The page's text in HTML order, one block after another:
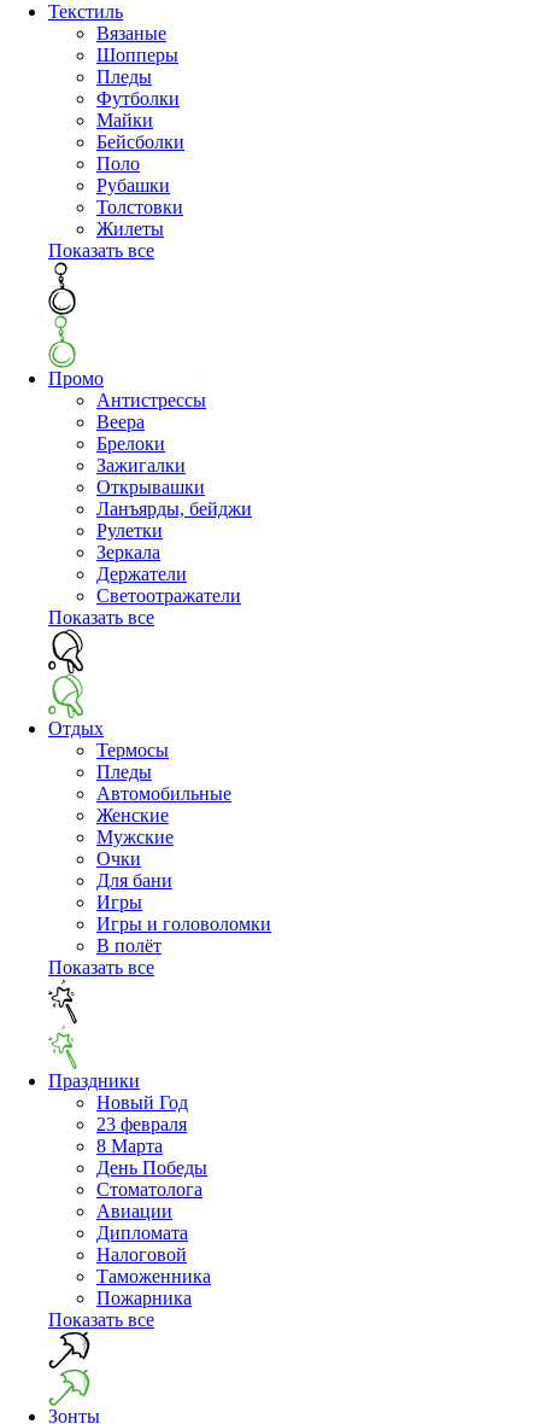
Текстиль
Вязаные
Шопперы
Пледы
Футболки
Майки
Бейсболки
Поло
Рубашки
Толстовки
Жилеты
Показать все
Промо
Антистрессы
Веера
Брелоки
Зажигалки
Открывашки
Ланъярды, бейджи
Рулетки
Зеркала
Держатели
Светоотражатели
Показать все
Отдых
Термосы
Пледы
Автомобильные
Женские
Мужские
Очки
Для бани
Игры
Игры и головоломки
В полёт
Показать все
Праздники
Новый Год
23 февраля
8 Марта
День Победы
Cтоматолога
Авиации
Дипломата
Налоговой
Таможенника
Пожарника
Показать все
Зонты